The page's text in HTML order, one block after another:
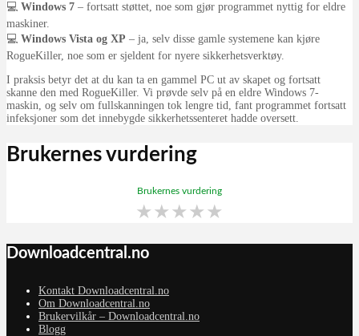
💻 Windows 7 – fortsatt støttet, noe som gjør programmet nyttig for eldre
maskiner.
💻 Windows Vista og XP – ja, selv disse gamle systemene kan kjøre
RogueKiller, noe som er sjeldent for nyere sikkerhetsverktøy.
I praksis betyr det at du kan ta en gammel PC ut av skapet og fortsatt
skanne den med RogueKiller. Vi prøvde selv på en eldre Windows 7-
maskin, og selv om fullskanningen tok lengre tid, fant programmet fortsatt
infeksjoner som det innebygde sikkerhetssenteret hadde oversett.
Brukernes vurdering
Brukernes vurdering
★★★★★
Downloadcentral.no
Kontakt Downloadcentral.no
Om Downloadcentral.no
Brukervilkår – Downloadcentral.no
Blogg